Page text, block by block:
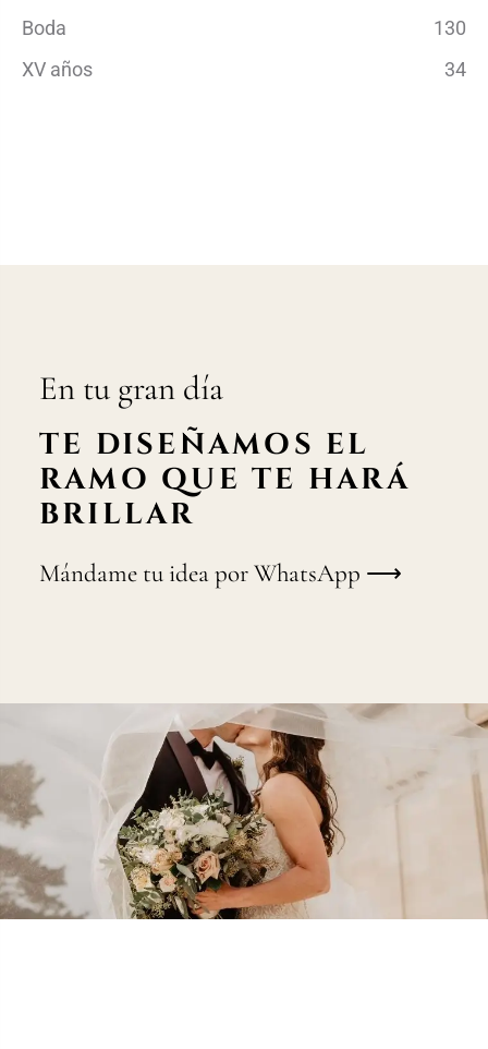
Boda
130
XV años
34
En tu gran día
TE DISEÑAMOS EL
RAMO QUE TE HARÁ
BRILLAR
Mándame tu idea por WhatsApp ⟶